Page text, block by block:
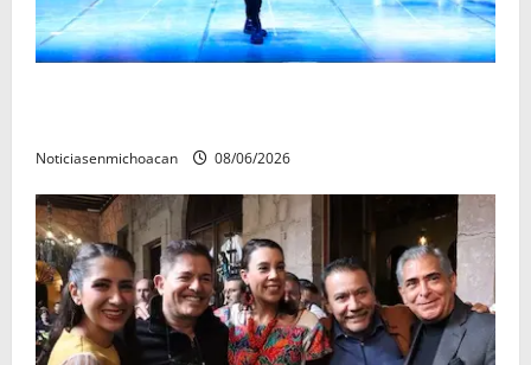
Noticiasenmichoacan 08/06/2026